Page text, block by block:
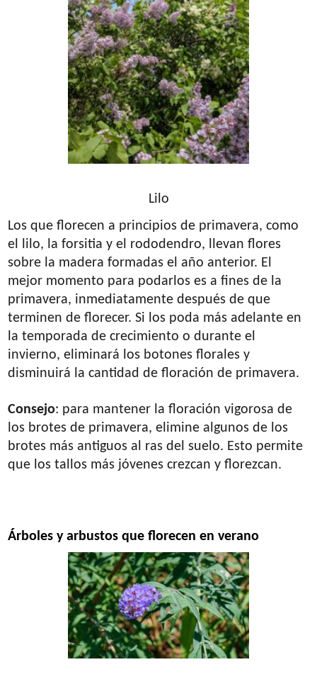
Lilo
Los que florecen a principios de primavera, como
el lilo, la forsitia y el rododendro, llevan flores
sobre la madera formadas el año anterior. El
mejor momento para podarlos es a fines de la
primavera, inmediatamente después de que
terminen de florecer. Si los poda más adelante en
la temporada de crecimiento o durante el
invierno, eliminará los botones florales y
disminuirá la cantidad de floración de primavera.
Consejo: para mantener la floración vigorosa de
los brotes de primavera, elimine algunos de los
brotes más antiguos al ras del suelo. Esto permite
que los tallos más jóvenes crezcan y florezcan.
Árboles y arbustos que florecen en verano